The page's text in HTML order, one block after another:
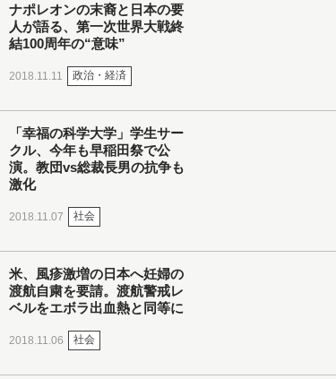
ナポレオンの末裔と日本の要
人が語る、第一次世界大戦終
結100周年の“意味”
2018.11.11 政治・経済
「幸福の科学大学」学生サー
クル、今年も早稲田祭で公
演。教団vs総裁長男の抗争も
激化
2018.11.07 社会
米、風疹激増の日本へ妊婦の
渡航自粛を要請。渡航警戒レ
ベルをエボラ出血熱と同等に
2018.11.06 社会